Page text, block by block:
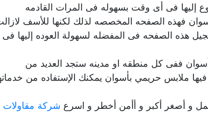
إليها فى أى وقت بسهوله فى المرات القادمه
فهذه الصفحه المخصصه لذلك لكنها للأسف
هذه الصفحه فى المفضله لسهولة العوده إليها
ففى كل منطقه او مدينه ستجد العديد من
ملابس حريمي بأسوان يمكنك الإستفاده من
و أصغر أكبر و أأمن أخطر و اسرع شركة مقاولات